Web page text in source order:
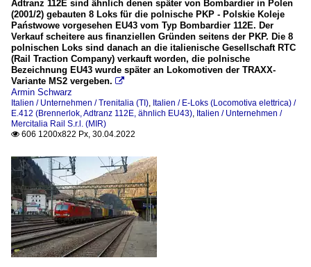
Adtranz 112E sind ähnlich denen später von Bombardier in Polen
(2001/2) gebauten 8 Loks für die polnische PKP - Polskie Koleje
Państwowe vorgesehen EU43 vom Typ Bombardier 112E. Der
Verkauf scheitere aus finanziellen Gründen seitens der PKP. Die 8
polnischen Loks sind danach an die italienische Gesellschaft RTC
(Rail Traction Company) verkauft worden, die polnische
Bezeichnung EU43 wurde später an Lokomotiven der TRAXX-
Variante MS2 vergeben. 
Armin Schwarz
Italien / Unternehmen / Trenitalia (TI), Italien / E-Loks (Locomotiva elettrica) /
E.412 (Brennerlok, Adtranz 112E, ähnlich EU43), Italien / Unternehmen /
Mercitalia Rail S.r.l. (MIR)
 606 1200x822 Px, 30.04.2022